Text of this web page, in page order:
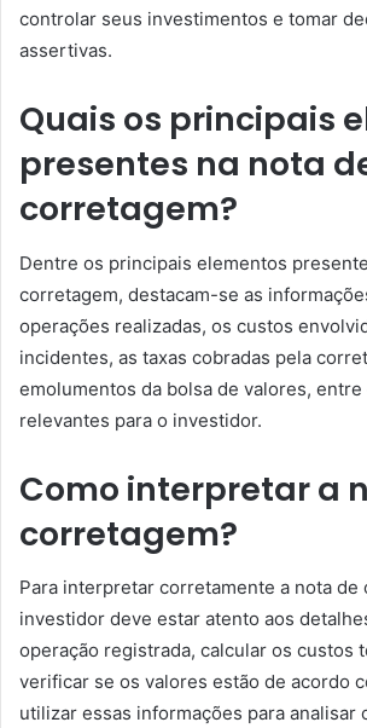
controlar seus investimentos e tomar
assertivas.
Quais os principais
presentes na nota
corretagem?
Dentre os principais elementos
corretagem, destacam-se as
operações realizadas, os custos
incidentes, as taxas cobradas pela
emolumentos da bolsa de valores,
relevantes para o investidor.
Como interpretar a
corretagem?
Para interpretar corretamente a nota de
investidor deve estar atento aos
operação registrada, calcular os custos
verificar se os valores estão de acordo
utilizar essas informações para analisar